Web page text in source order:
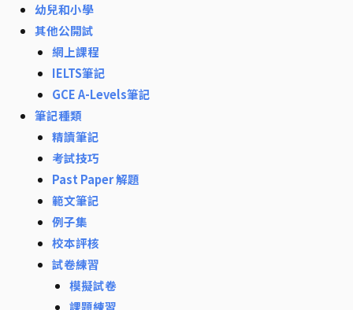
幼兒和小學
其他公開試
網上課程
IELTS筆記
GCE A-Levels筆記
筆記種類
精讀筆記
考試技巧
Past Paper 解題
範文筆記
例子集
校本評核
試卷練習
模擬試卷
課題練習